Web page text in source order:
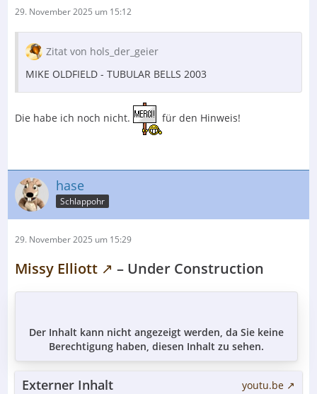
29. November 2025 um 15:12
Zitat von hols_der_geier
MIKE OLDFIELD - TUBULAR BELLS 2003
Die habe ich noch nicht. für den Hinweis!
hase
Schlappohr
29. November 2025 um 15:29
Missy Elliott – Under Construction
Der Inhalt kann nicht angezeigt werden, da Sie keine
Berechtigung haben, diesen Inhalt zu sehen.
Externer Inhalt
youtu.be